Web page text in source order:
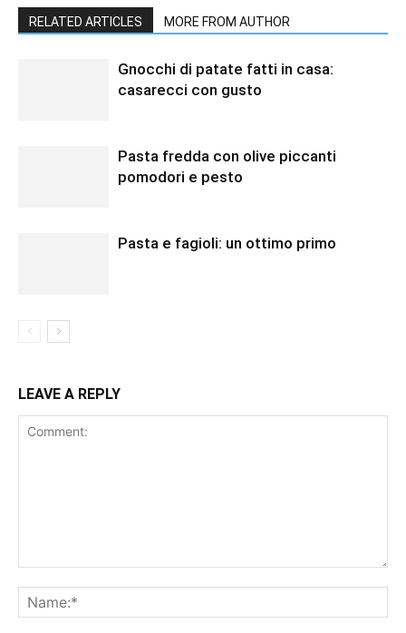
RELATED ARTICLES MORE FROM AUTHOR
Gnocchi di patate fatti in casa:
casarecci con gusto
Pasta fredda con olive piccanti
pomodori e pesto
Pasta e fagioli: un ottimo primo
LEAVE A REPLY